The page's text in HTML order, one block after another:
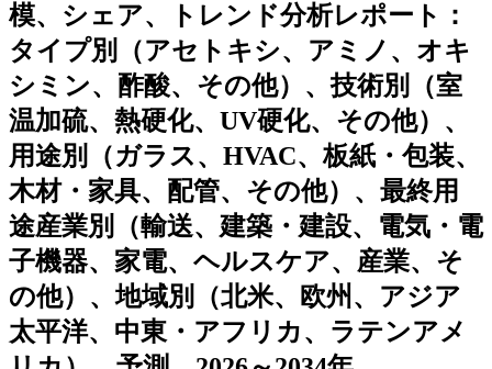
模、シェア、トレンド分析レポート：
タイプ別（アセトキシ、アミノ、オキ
シミン、酢酸、その他）、技術別（室
温加硫、熱硬化、UV硬化、その他）、
用途別（ガラス、HVAC、板紙・包装、
木材・家具、配管、その他）、最終用
途産業別（輸送、建築・建設、電気・電
子機器、家電、ヘルスケア、産業、そ
の他）、地域別（北米、欧州、アジア
太平洋、中東・アフリカ、ラテンアメ